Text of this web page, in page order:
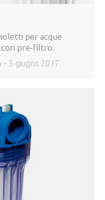
per acque
pre-filtro.
5 giugno 2017